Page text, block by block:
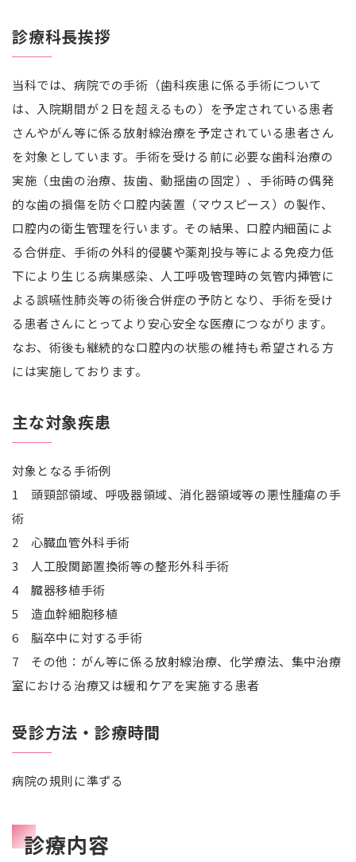
診療科長挨拶
当科では、病院での手術（歯科疾患に係る手術について
は、入院期間が２日を超えるもの）を予定されている患者
さんやがん等に係る放射線治療を予定されている患者さん
を対象としています。手術を受ける前に必要な歯科治療の
実施（虫歯の治療、抜歯、動揺歯の固定）、手術時の偶発
的な歯の損傷を防ぐ口腔内装置（マウスピース）の製作、
口腔内の衛生管理を行います。その結果、口腔内細菌によ
る合併症、手術の外科的侵襲や薬剤投与等による免疫力低
下により生じる病巣感染、人工呼吸管理時の気管内挿管に
よる誤嚥性肺炎等の術後合併症の予防となり、手術を受け
る患者さんにとってより安心安全な医療につながります。
なお、術後も継続的な口腔内の状態の維持も希望される方
には実施しております。
主な対象疾患
対象となる手術例
1 頭頸部領域、呼吸器領域、消化器領域等の悪性腫瘍の手
術
2 心臓血管外科手術
3 人工股関節置換術等の整形外科手術
4 臓器移植手術
5 造血幹細胞移植
6 脳卒中に対する手術
7 その他：がん等に係る放射線治療、化学療法、集中治療
室における治療又は緩和ケアを実施する患者
受診方法・診療時間
病院の規則に準ずる
診療内容